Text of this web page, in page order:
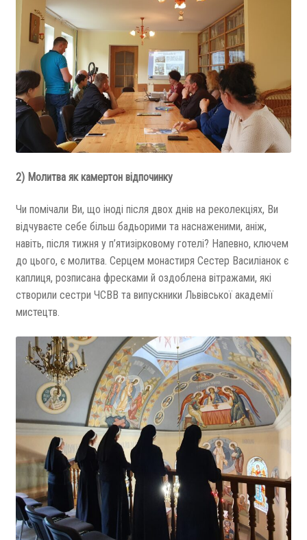
2) Молитва як камертон відпочинку
Чи помічали Ви, що іноді після двох днів на реколекціях, Ви
відчуваєте себе більш бадьорими та наснаженими, аніж,
навіть, після тижня у п’ятизірковому готелі? Напевно, ключем
до цього, є молитва. Серцем монастиря Сестер Василіанок є
каплиця, розписана фресками й оздоблена вітражами, які
створили сестри ЧСВВ та випускники Львівської академії
мистецтв.